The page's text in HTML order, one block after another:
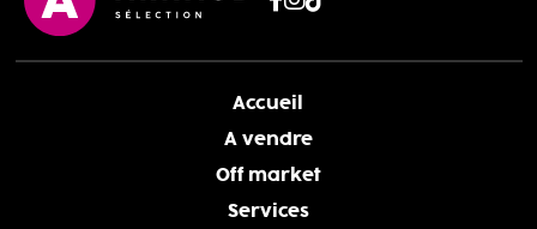
Accueil
A vendre
Off market
Services